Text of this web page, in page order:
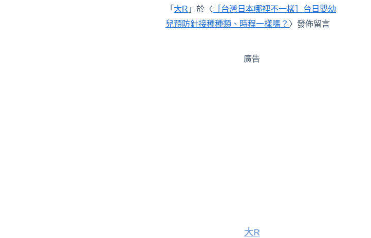
「 大R 」於〈 ［台灣日本哪裡不一樣］台日嬰幼
兒預防針接種種類、時程一樣嗎？ 〉發佈留言
廣告
大R